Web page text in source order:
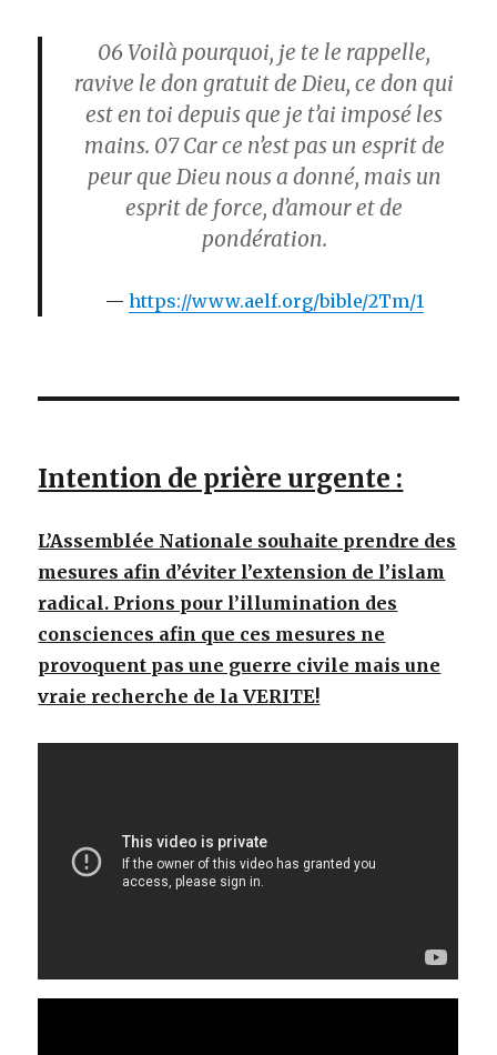
06Voilà pourquoi, je te le rappelle,
ravive le don gratuit de Dieu, ce don qui
est en toi depuis que je t’ai imposé les
mains. 07Car ce n’est pas un esprit de
peur que Dieu nous a donné, mais un
esprit de force, d’amour et de
pondération.
https://www.aelf.org/bible/2Tm/1
Intention de prière urgente :
L’Assemblée Nationale souhaite prendre des
mesures afin d’éviter l’extension de l’islam
radical. Prions pour l’illumination des
consciences afin que ces mesures ne
provoquent pas une guerre civile mais une
vraie recherche de la VERITE!